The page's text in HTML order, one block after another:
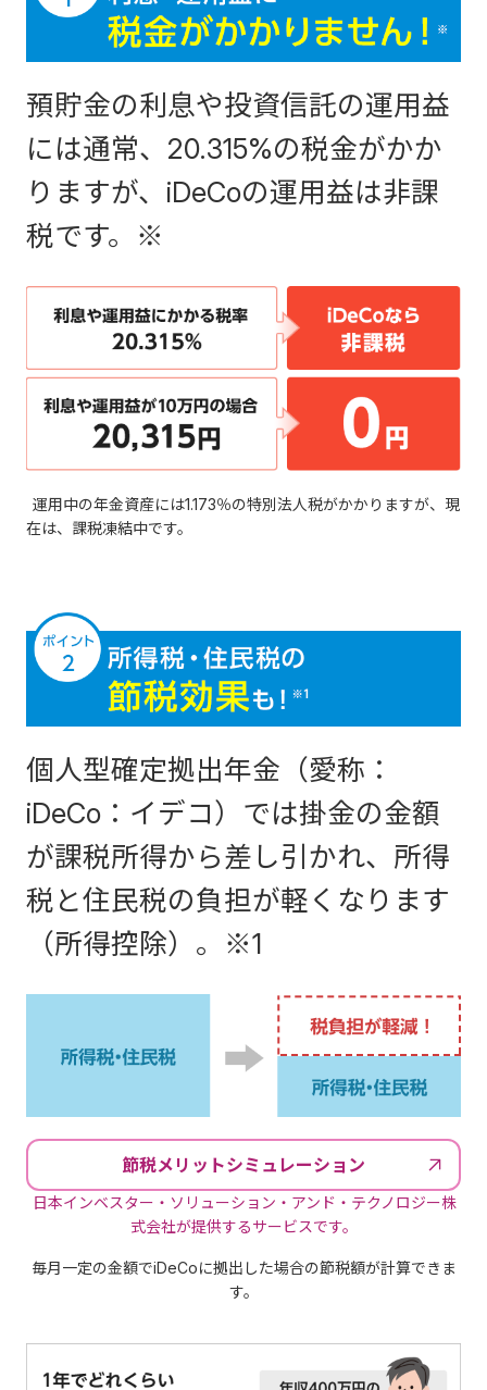
預貯金の利息や投資信託の運用益
には通常、20.315%の税金がかか
りますが、iDeCoの運用益は非課
税です。※
運用中の年金資産には1.173％の特別法人税がかかりますが、現
在は、課税凍結中です。
個人型確定拠出年金（愛称：
iDeCo：イデコ）では掛金の金額
が課税所得から差し引かれ、所得
税と住民税の負担が軽くなります
（所得控除）。※1
節税メリットシミュレーション
日本インベスター・ソリューション・アンド・テクノロジー株
式会社が提供するサービスです。
毎月一定の金額でiDeCoに拠出した場合の節税額が計算できま
す。